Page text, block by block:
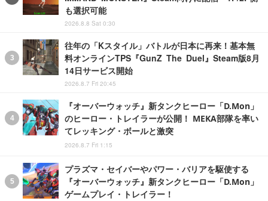
も選択可能
2026.8.8 Sat 0:30
往年の「Kスタイル」バトルが日本に再来！基本無
料オンラインTPS『GunZ The Duel』Steam版8月
14日サービス開始
2026.8.7 Fri 20:45
『オーバーウォッチ』新タンクヒーロー「D.Mon」
のヒーロー・トレイラーが公開！ MEKA部隊を率い
てレッキング・ボールと激突
2026.8.7 Fri 1:15
プラズマ・セイバーやパワー・バリアを駆使する
『オーバーウォッチ』新タンクヒーロー「D.Mon」
ゲームプレイ・トレイラー！